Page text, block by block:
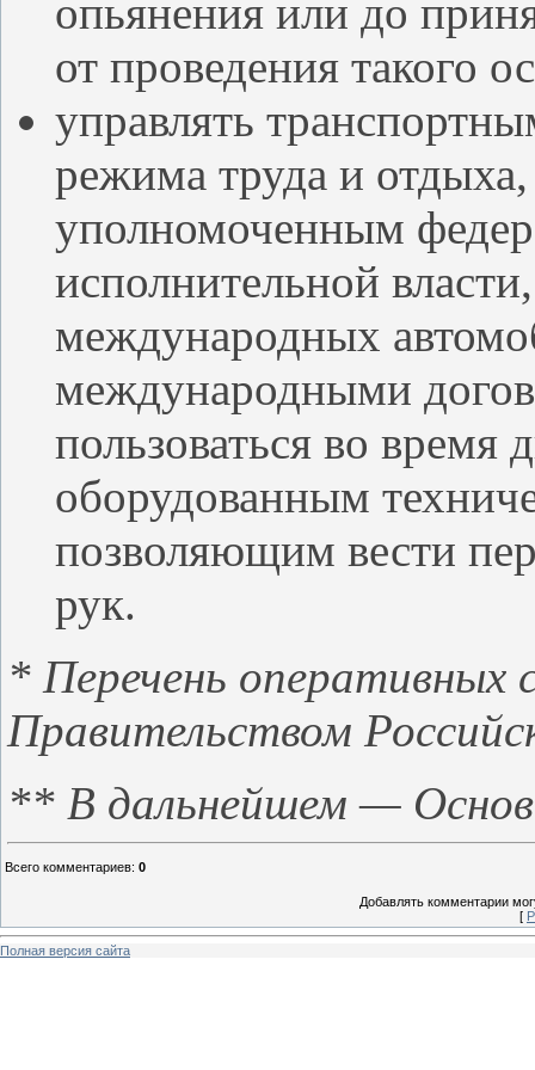
опьянения или до
от проведения такого
управлять
режима труда и
уполномоченным
исполнительной
международных
международными
пользоваться во
оборудованным
позволяющим вести
рук.
* Перечень оперативных
Правительством
** В дальнейшем —
Всего комментариев: 0
Добавлять комментарии
[
Полная версия сайта